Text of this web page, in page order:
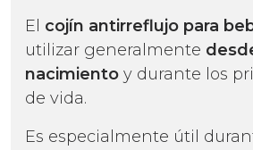
El cojín antirreflujo para
utilizar generalmente
nacimiento y durante los
de vida.
Es especialmente útil